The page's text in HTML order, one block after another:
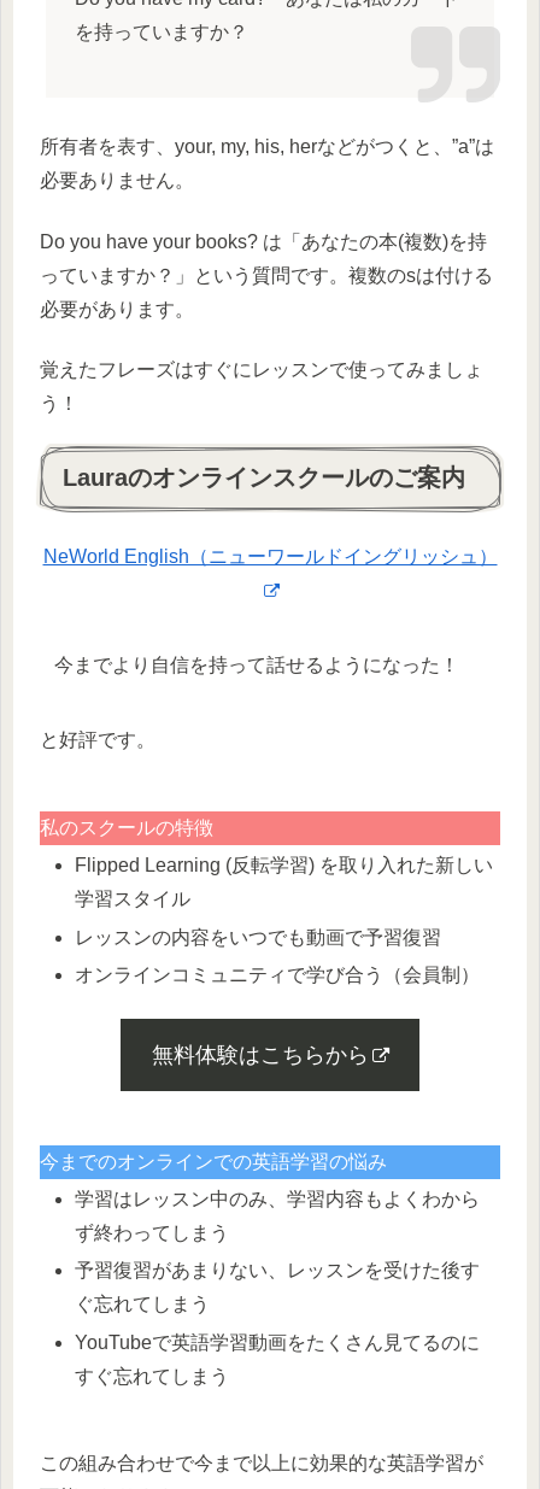
を持っていますか？
所有者を表す、your, my, his, herなどがつくと、”a”は
必要ありません。
Do you have your books? は「あなたの本(複数)を持
っていますか？」という質問です。複数のsは付ける
必要があります。
覚えたフレーズはすぐにレッスンで使ってみましょ
う！
Lauraのオンラインスクールのご案内
NeWorld English（ニューワールドイングリッシュ）
今までより自信を持って話せるようになった！
と好評です。
私のスクールの特徴
Flipped Learning (反転学習) を取り入れた新しい
学習スタイル
レッスンの内容をいつでも動画で予習復習
オンラインコミュニティで学び合う（会員制）
無料体験はこちらから
今までのオンラインでの英語学習の悩み
学習はレッスン中のみ、学習内容もよくわから
ず終わってしまう
予習復習があまりない、レッスンを受けた後す
ぐ忘れてしまう
YouTubeで英語学習動画をたくさん見てるのに
すぐ忘れてしまう
この組み合わせで今まで以上に効果的な英語学習が